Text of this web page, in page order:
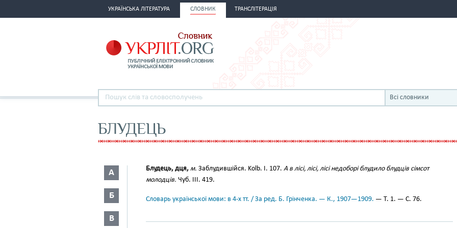
УКРАЇНСЬКА ЛІТЕРАТУРА СЛОВНИК ТРАНСЛІТЕРАЦІЯ
Всі словники
БЛУДЕЦЬ
А
Б
В
Блудець, дця, м. Заблудившійся. Kolb. І. 107. А в лісі, лісі, лісі недоборі блудило блудців сімсот
молодців. Чуб. ІІІ. 419.
Словарь української мови: в 4-х тт. / За ред. Б. Грінченка. — К., 1907—1909. — Т. 1. — С. 76.